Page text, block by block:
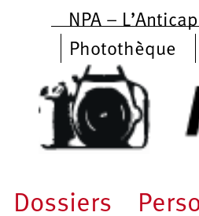
Aller au contenu
NPA –
Photothèque
Dossiers